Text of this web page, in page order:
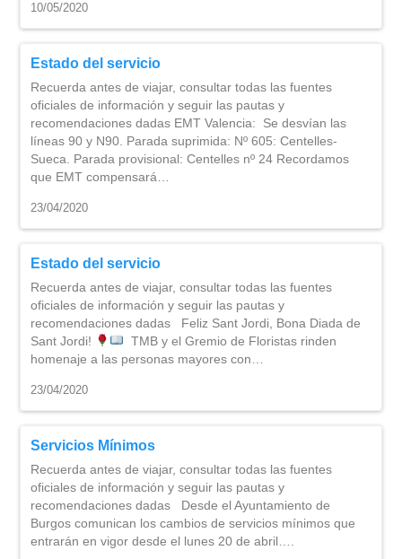
10/05/2020
Estado del servicio
Recuerda antes de viajar, consultar todas las fuentes
oficiales de información y seguir las pautas y
recomendaciones dadas EMT Valencia: Se desvían las
líneas 90 y N90. Parada suprimida: Nº 605: Centelles-
Sueca. Parada provisional: Centelles nº 24 Recordamos
que EMT compensará…
23/04/2020
Estado del servicio
Recuerda antes de viajar, consultar todas las fuentes
oficiales de información y seguir las pautas y
recomendaciones dadas Feliz Sant Jordi, Bona Diada de
Sant Jordi!
TMB y el Gremio de Floristas rinden
homenaje a las personas mayores con…
23/04/2020
Servicios Mínimos
Recuerda antes de viajar, consultar todas las fuentes
oficiales de información y seguir las pautas y
recomendaciones dadas Desde el Ayuntamiento de
Burgos comunican los cambios de servicios mínimos que
entrarán en vigor desde el lunes 20 de abril….